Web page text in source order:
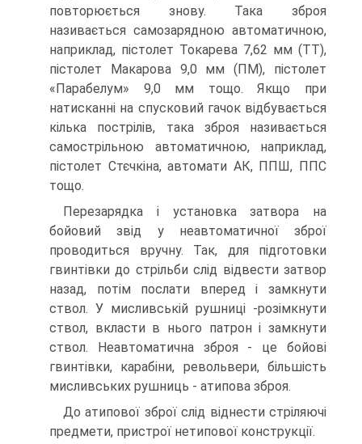
повторюється знову. Така зброя
називається самозарядною автоматичною,
наприклад, пістолет Токарева 7,62 мм (ТТ),
пістолет Макарова 9,0 мм (ПМ), пістолет
«Парабелум» 9,0 мм тощо. Якщо при
натисканні на спусковий гачок відбувається
кілька пострілів, така зброя називається
самострільною автоматичною, наприклад,
пістолет Стєчкіна, автомати АК, ППШ, ППС
тощо.
Перезарядка і установка затвора на
бойовий звід у неавтоматичної зброї
проводиться вручну. Так, для підготовки
гвинтівки до стрільби слід відвести затвор
назад, потім послати вперед і замкнути
ствол. У мисливській рушниці -розімкнути
ствол, вкласти в нього патрон і замкнути
ствол. Неавтоматична зброя - це бойові
гвинтівки, карабіни, револьвери, більшість
мисливських рушниць - атипова зброя.
До атипової зброї слід віднести стріляючі
предмети, пристрої нетипової конструкції.